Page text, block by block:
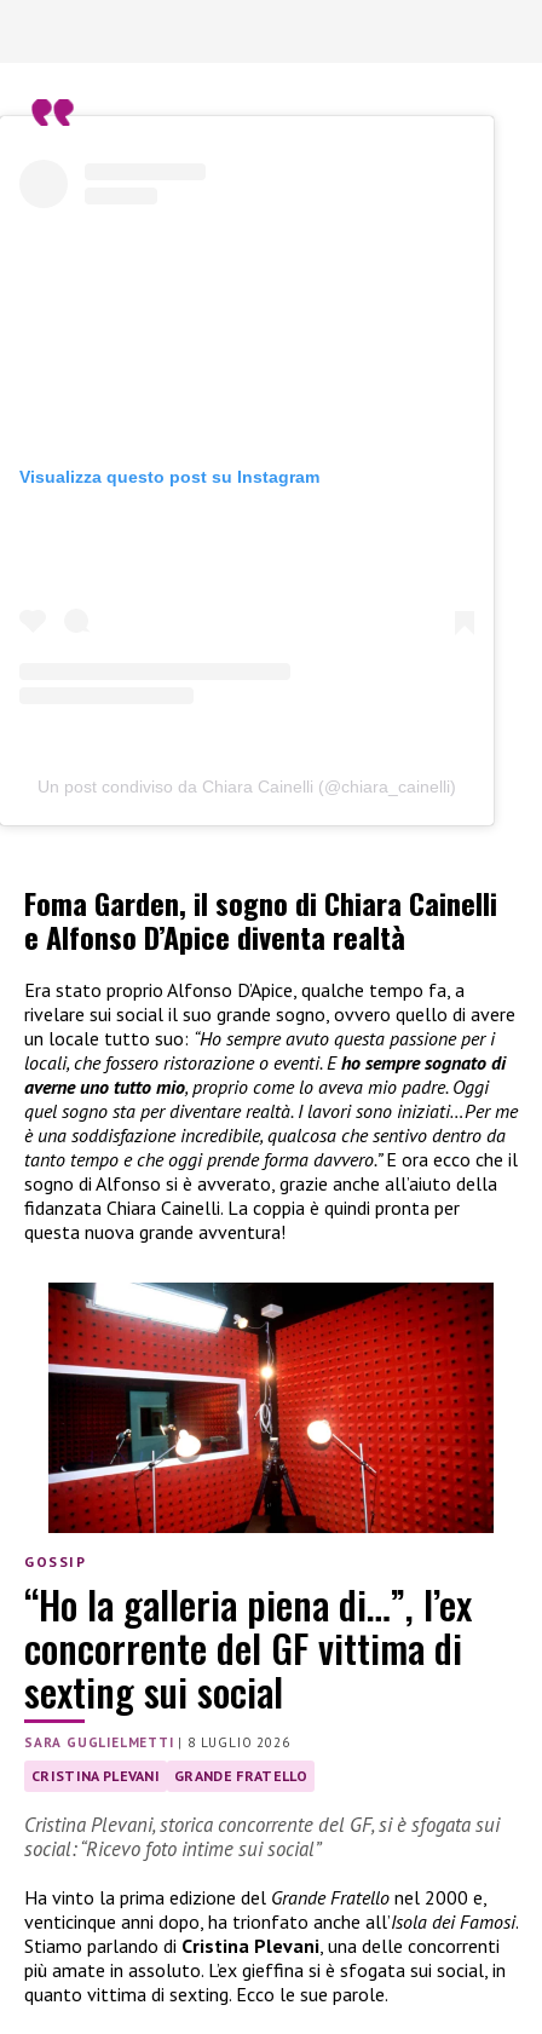
Visualizza questo post su Instagram
Un post condiviso da Chiara Cainelli (@chiara_cainelli)
Foma Garden, il sogno di Chiara Cainelli
e Alfonso D’Apice diventa realtà
Era stato proprio Alfonso D’Apice, qualche tempo fa, a
rivelare sui social il suo grande sogno, ovvero quello di avere
un locale tutto suo: “Ho sempre avuto questa passione per i
locali, che fossero ristorazione o eventi. Eho sempre sognato di
averne uno tutto mio, proprio come lo aveva mio padre. Oggi
quel sogno sta per diventare realtà. I lavori sono iniziati…Per me
è una soddisfazione incredibile, qualcosa che sentivo dentro da
tanto tempo e che oggi prende forma davvero.”E ora ecco che il
sogno di Alfonso si è avverato, grazie anche all’aiuto della
fidanzata Chiara Cainelli. La coppia è quindi pronta per
questa nuova grande avventura!
GOSSIP
“Ho la galleria piena di…”, l’ex
concorrente del GF vittima di
sexting sui social
SARA GUGLIELMETTI | 8 LUGLIO 2026
CRISTINA PLEVANI GRANDE FRATELLO
Cristina Plevani, storica concorrente del GF, si è sfogata sui
social: “Ricevo foto intime sui social”
Ha vinto la prima edizione del Grande Fratello nel 2000 e,
venticinque anni dopo, ha trionfato anche all’Isola dei Famosi.
Stiamo parlando di Cristina Plevani , una delle concorrenti
più amate in assoluto. L’ex gieffina si è sfogata sui social, in
quanto vittima di sexting. Ecco le sue parole.